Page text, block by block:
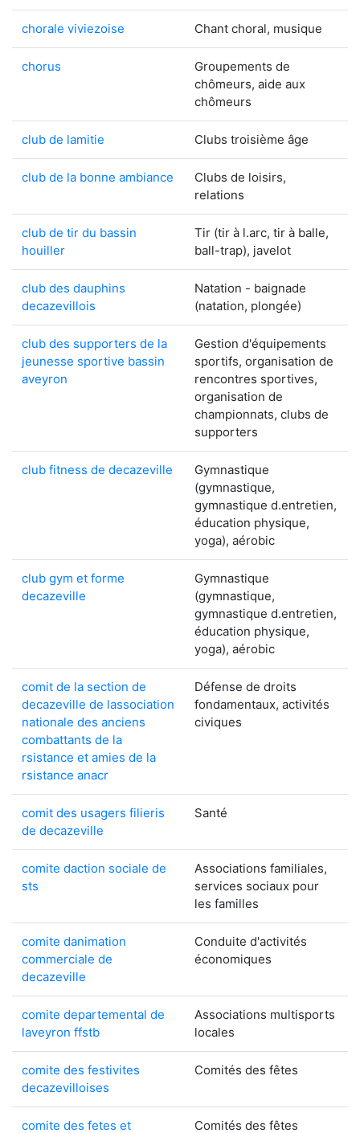
chorale viviezoise Chant choral, musique
chorus
Groupements de
chômeurs, aide aux
chômeurs
club de lamitie Clubs troisième âge
club de la bonne ambiance
Clubs de loisirs,
relations
club de tir du bassin
houiller
Tir (tir à l.arc, tir à balle,
ball-trap), javelot
club des dauphins
decazevillois
Natation - baignade
(natation, plongée)
club des supporters de la
jeunesse sportive bassin
aveyron
Gestion d'équipements
sportifs, organisation de
rencontres sportives,
organisation de
championnats, clubs de
supporters
club fitness de decazeville
Gymnastique
(gymnastique,
gymnastique d.entretien,
éducation physique,
yoga), aérobic
club gym et forme
decazeville
Gymnastique
(gymnastique,
gymnastique d.entretien,
éducation physique,
yoga), aérobic
comit de la section de
decazeville de lassociation
nationale des anciens
combattants de la
rsistance et amies de la
rsistance anacr
Défense de droits
fondamentaux, activités
civiques
comit des usagers filieris
de decazeville
Santé
comite daction sociale de
sts
Associations familiales,
services sociaux pour
les familles
comite danimation
commerciale de
decazeville
Conduite d'activités
économiques
comite departemental de
laveyron ffstb
Associations multisports
locales
comite des festivites
decazevilloises
Comités des fêtes
comite des fetes et Comités des fêtes